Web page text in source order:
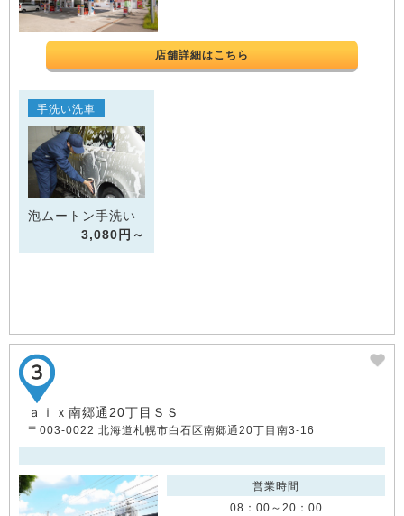
店舗詳細はこちら
手洗い洗車
泡ムートン手洗い
3,080円～
ａｉｘ南郷通20丁目ＳＳ
〒003-0022 北海道札幌市白石区南郷通20丁目南3-16
営業時間
08：00～20：00